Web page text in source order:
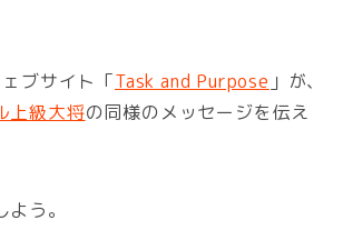
ブサイト「Task and Purpose 」が、
上級大将の同様のメッセージを伝え
う。